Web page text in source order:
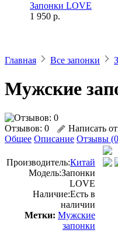
Запонки LOVE
1 950 р.
Главная Все запонки
Мужские
Отзывов: 0
Написать
Общее Описание Отзывы
Производитель:Китай
Модель:Запонки
LOVE
Наличие:Есть в
наличии
Метки: Мужские
запонки